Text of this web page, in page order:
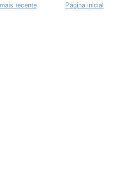
recente Página inicial